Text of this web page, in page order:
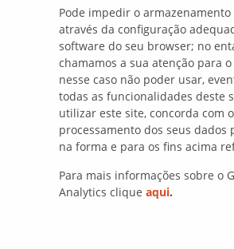
Pode impedir o armazenamento
através da configuração
software do seu browser; no
chamamos a sua atenção para
nesse caso não poder usar,
todas as funcionalidades deste
utilizar este site, concorda com o
processamento dos seus dados
na forma e para os fins acima
Para mais informações sobre o
Analytics clique aqui.